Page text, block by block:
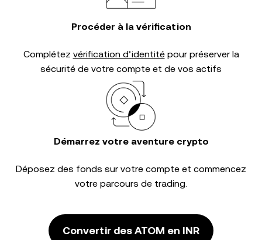
Procéder à la vérification
Complétez vérification d’identitépour préserver la
sécurité de votre compte et de vos actifs
Démarrez votre aventure crypto
Déposez des fonds sur votre compte et commencez
votre parcours de trading.
Convertir des ATOM en INR